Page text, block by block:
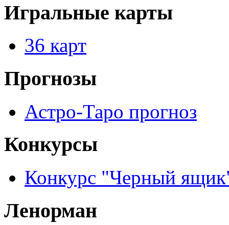
Игральные карты
36 карт
Прогнозы
Астро-Таро прогноз
Конкурсы
Конкурс "Черный
Ленорман